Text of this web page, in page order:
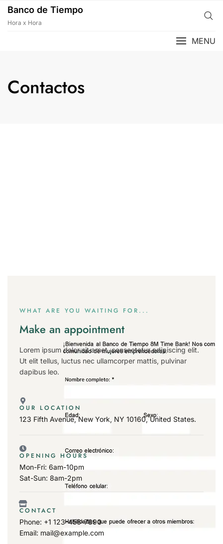
Banco de Tiempo
Hora x Hora
MENU
Contactos
WHAT ARE YOU WAITING FOR...
Make an appointment
Lorem ipsum dolor sit amet, consectetur adipiscing elit.
Ut elit tellus, luctus nec ullamcorper mattis, pulvinar
dapibus leo.
OUR LOCATION
123 Fifth Avenue, New York, NY 10160, United States.
OPENING HOURS
Mon-Fri: 6am-10pm
Sat-Sun: 8am-2pm
CONTACT
Phone: +1 123-456-7890
Email: mail@example.com